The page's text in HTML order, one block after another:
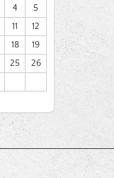
4
5
11
12
18
19
25
26